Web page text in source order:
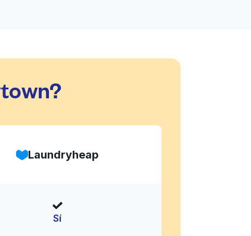
Laundryheap
Sí